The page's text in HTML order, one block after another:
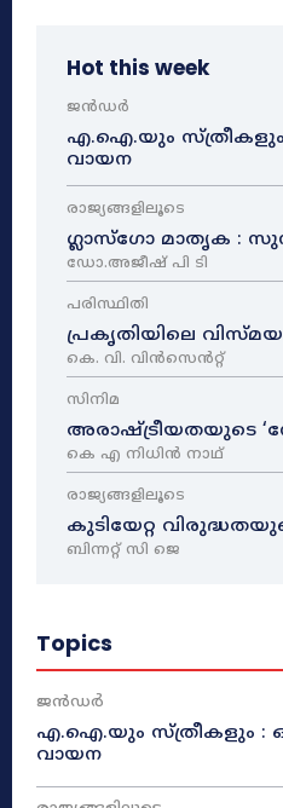
Hot this week
ജൻഡർ
എ.ഐ.യും സ്ത്രീകളും
വായന
രാജ്യങ്ങളിലൂടെ
ഗ്ലാസ്ഗോ മാതൃക :
ഡോ.അജീഷ് പി ടി
പരിസ്ഥിതി
പ്രകൃതിയിലെ
കെ. വി. വിൻസെൻറ്റ്
സിനിമ
അരാഷ്‌ട്രീയതയുടെ
കെ എ നിധിൻ നാഥ്‌
രാജ്യങ്ങളിലൂടെ
കുടിയേറ്റ
ബിന്നറ്റ് സി ജെ
Topics
ജൻഡർ
എ.ഐ.യും സ്ത്രീകളും :
വായന